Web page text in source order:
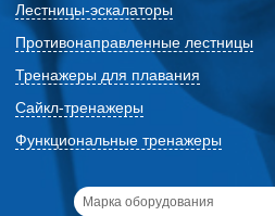
Лестницы-эскалаторы
Противонаправленные лестницы
Тренажеры для плавания
Сайкл-тренажеры
Функциональные тренажеры
Марка оборудования